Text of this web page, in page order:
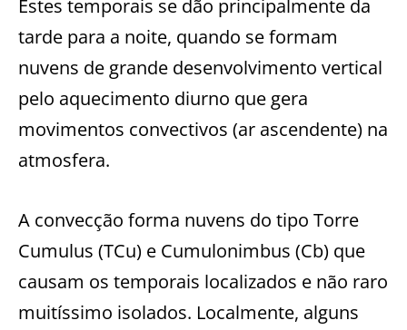
Estes temporais se dão principalmente da
tarde para a noite, quando se formam
nuvens de grande desenvolvimento vertical
pelo aquecimento diurno que gera
movimentos convectivos (ar ascendente) na
atmosfera.
A convecção forma nuvens do tipo Torre
Cumulus (TCu) e Cumulonimbus (Cb) que
causam os temporais localizados e não raro
muitíssimo isolados. Localmente, alguns